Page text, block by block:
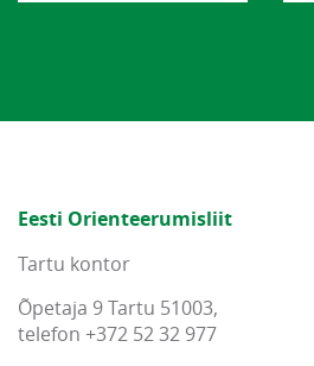
Eesti Orienteerumisliit
Tartu kontor
Õpetaja 9 Tartu 51003,
telefon +372 52 32 977